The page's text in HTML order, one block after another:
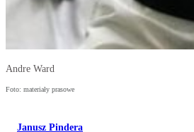
Andre Ward
Foto: materiały prasowe
Janusz Pindera